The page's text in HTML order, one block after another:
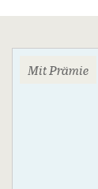
Mit Prämie